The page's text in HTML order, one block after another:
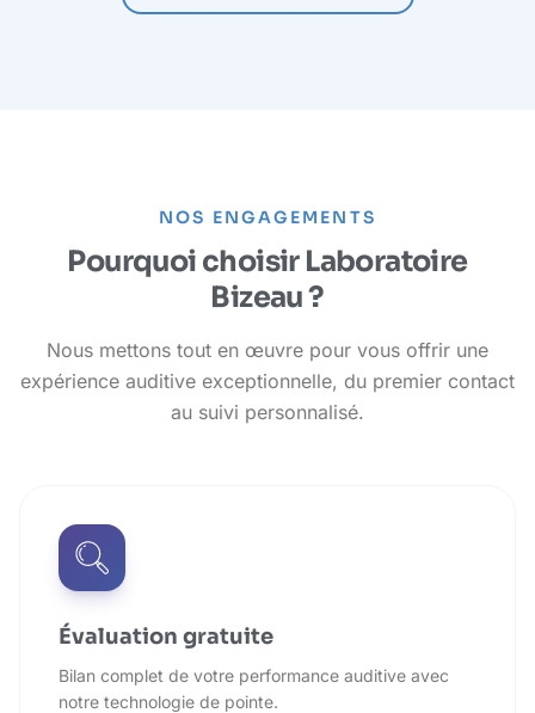
NOS ENGAGEMENTS
Pourquoi choisir Laboratoire
Bizeau ?
Nous mettons tout en œuvre pour vous offrir une
expérience auditive exceptionnelle, du premier contact
au suivi personnalisé.
Évaluation gratuite
Bilan complet de votre performance auditive avec
notre technologie de pointe.